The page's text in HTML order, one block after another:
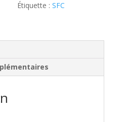
Étiquette :SFC